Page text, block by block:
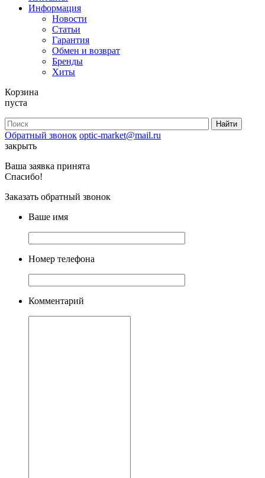
Информация
Новости
Статьи
Гарантия
Обмен и возврат
Бренды
Хиты
Корзина
пуста
Обратный звонок optic-market@mail.ru
закрыть
Ваша заявка принята
Спасибо!
Заказать обратный звонок
Ваше имя
Номер телефона
Комментарий